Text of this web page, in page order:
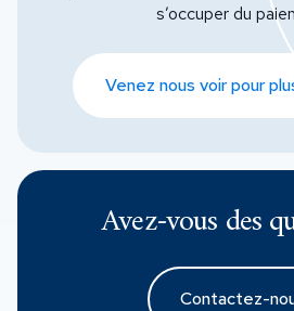
s’occuper du
Venez nous voir pour
Avez-vous des
Contactez-